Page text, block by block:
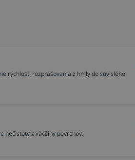
rýchlosti rozprašovania z hmly do súvislého
nečistoty z väčšiny povrchov.